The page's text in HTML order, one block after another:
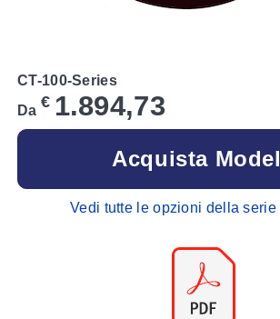
CT-100-Series
Da € 1.894,73
Acquista
Vedi tutte le opzioni della serie